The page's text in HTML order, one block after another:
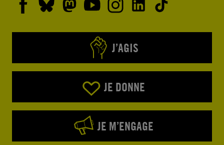
J’AGIS
JE DONNE
JE M’ENGAGE